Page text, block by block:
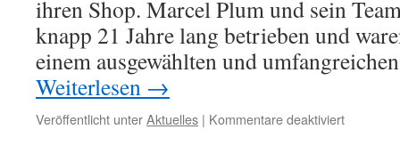
ihren Shop. Marcel Plum und sein
knapp 21 Jahre lang betrieben und
einem ausgewählten und
Weiterlesen →
Veröffentlicht unterAktuelles | Kommentare deaktiviertfür